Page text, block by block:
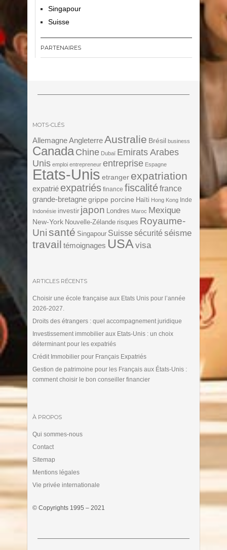
Singapour
Suisse
PARTENAIRES
MOTS-CLÉS
Allemagne AngleterreAustralie Brésil business
Canada Chine Dubaï Emirats Arabes
Unis emploi entrepreneur entreprise Espagne
Etats-Unis etranger expatriation
expatrié expatriés finance fiscalitéfrance
grande-bretagne grippe porcine Haïti Hong Kong Inde
Indonésie investir japon Londres Maroc Mexique
New-York Nouvelle-Zélande risques Royaume-
Unisanté Singapour Suisse sécurité séisme
travail témoignages USA visa
ARTICLES RÉCENTS
Choisir une école française aux Etats Unis pour l’année
2026-2027.
Droits des étrangers : quel accompagnement juridique
Investissement immobilier aux Etats-Unis : un choix
déterminant pour les expatriés
Crédit Immobilier pour Français Expatriés
Gestion de patrimoine pour les Français aux États-Unis :
comment choisir le bon conseiller financier
À PROPOS
Qui sommes-nous
Contact
Sitemap
Mentions légales
Vie privée internationale
© Copyrights 1995 – 2021